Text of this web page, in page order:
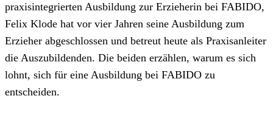
praxisintegrierten Ausbildung zur Erzieherin bei FABIDO,
Felix Klode hat vor vier Jahren seine Ausbildung zum
Erzieher abgeschlossen und betreut heute als Praxisanleiter
die Auszubildenden. Die beiden erzählen, warum es sich
lohnt, sich für eine Ausbildung bei FABIDO zu
entscheiden.